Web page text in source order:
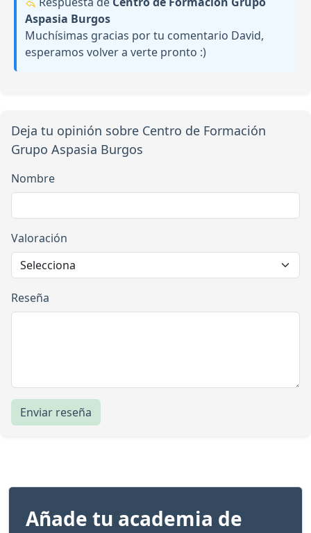
Aspasia Burgos
Muchísimas gracias por tu comentario David,
esperamos volver a verte pronto :)
Deja tu opinión sobre Centro de Formación
Grupo Aspasia Burgos
Nombre
Valoración
Reseña
Enviar reseña
Añade tu academia de